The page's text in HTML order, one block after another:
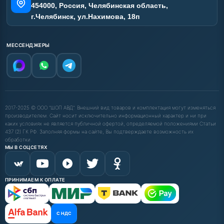
454000, Россия, Челябинская область,
г.Челябинск, ул.Нахимова, 18п
МЕССЕНДЖЕРЫ
2017-2025 © ООО "ШОП АВД". Внешний вид товаров и комплектация могут изменяться
производителем. Сайт носит исключительно информационный характер и ни при
каких условиях не является публичной офертой, определяемой положениями Статьи
437 (2) ГК РФ. Заполняя формы на сайте, Вы подтверждаете возможность их
обработки.
МЫ В СОЦСЕТЯХ
ПРИНИМАЕМ К ОПЛАТЕ
С НДС